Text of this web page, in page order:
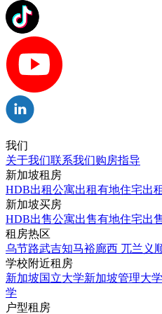
我们
关于我们联系我们购房指导
新加坡租房
HDB出租公寓出租有地住宅出租
新加坡买房
HDB出售公寓出售有地住宅出
租房热区
乌节路武吉知马裕廊西 兀兰 义
学校附近租房
新加坡国立大学新加坡管理大学
学
户型租房